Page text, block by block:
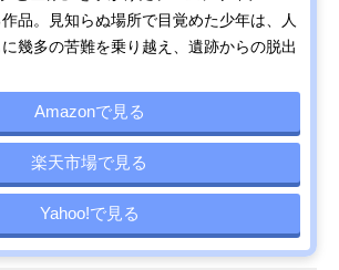
作品。見知らぬ場所で目覚めた少年は、人
幾多の苦難を乗り越え、遺跡からの脱出
Amazonで見る
楽天市場で見る
Yahoo!で見る